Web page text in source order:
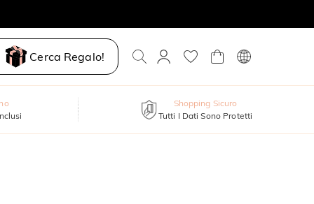
Cerca Regalo!
Shopping Sicuro
Tutti I Dati Sono Protetti